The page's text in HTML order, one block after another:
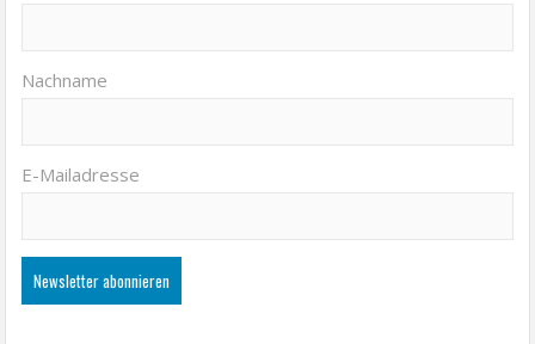
Nachname
E-Mailadresse